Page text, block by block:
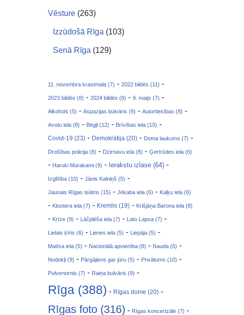
Vēsture (263)
Izzūdošā Rīga (103)
Senā Rīga (129)
11. novembra krastmala (7) - 2022 bildēs (11) -
2023 bildēs (8) - 2024 bildēs (8) - 9. maijs (7) -
Alkohols (5) - Aspazijas bulvāris (9) - Autortiesības (8) -
Avotu iela (8) - Bēgļi (12) - Brīvības iela (10) -
Covid-19 (23) - Demokrātija (20) - Doma laukums (7) -
Drošības policija (8) - Dzirnavu iela (8) - Ģertrūdes iela (6)
- Haruki Murakami (9) - Ierakstu izlase (64) -
Izglītība (10) - Jānis Kalniņš (5) -
Jaunais Rīgas teātris (15) - Jēkaba iela (6) - Kaļķu iela (6)
- Klostera iela (7) - Kremlis (19) - Krišjāņa Barona iela (8)
- Krīze (9) - Lāčplēša iela (7) - Lato Lapsa (7) -
Lielais ķīris (6) - Lienes iela (5) - Liepāja (5) -
Matīsa iela (5) - Nacionālā apvienība (8) - Nauda (6) -
Nodokļi (9) - Pārgājiens gar jūru (5) - Privātums (10) -
Pulvertornis (7) - Raiņa bulvāris (9) -
Rīga (388) - Rīgas dome (20) -
Rīgas foto (316) - Rīgas koncertzāle (7) -